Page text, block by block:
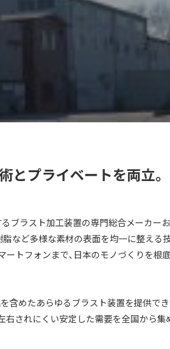
とプライベートを両立。
るブラスト加工装置の専門総合メーカー
脂など多様な素材の表面を均一に整える
ートフォンまで、日本のモノづくりを根
含めたあらゆるブラスト装置を提供でき
右されにくい安定した需要を全国から集